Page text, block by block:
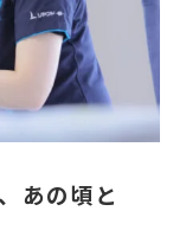
あの頃と